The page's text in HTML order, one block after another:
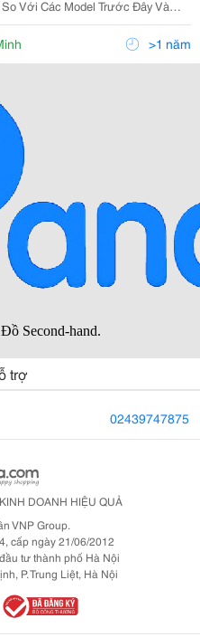
Với Các Model Trước Đây Và
Chống Nhiễu Siêu Đẳng Bậc
Ic Được Thiết Kế Chuyên Dụng.>1 năm
trợ
02439747875
DOANH HIỆU QUẢ
VNP Group.
cấp ngày 21/06/2012
tư thành phố Hà Nội
P. Trung Liệt, Hà Nội